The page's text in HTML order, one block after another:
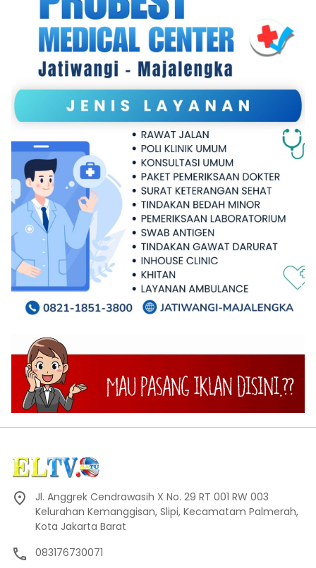
Jl. Anggrek Cendrawasih X No. 29 RT 001 RW 003
Kelurahan Kemanggisan, Slipi, Kecamatam Palmerah,
Kota Jakarta Barat
083176730071